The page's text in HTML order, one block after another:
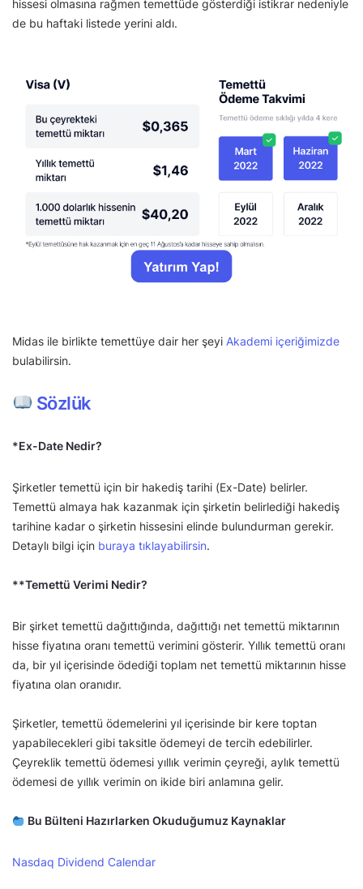
hissesi olmasına rağmen temettüde gösterdiği istikrar nedeniyle
de bu haftaki listede yerini aldı.
Midas ile birlikte temettüye dair her şeyi Akademi içeriğimizde
bulabilirsin.
Sözlük
*Ex-Date Nedir?
Şirketler temettü için bir hakediş tarihi (Ex-Date) belirler.
Temettü almaya hak kazanmak için şirketin belirlediği hakediş
tarihine kadar o şirketin hissesini elinde bulundurman gerekir.
Detaylı bilgi için buraya tıklayabilirsin.
**Temettü Verimi Nedir?
Bir şirket temettü dağıttığında, dağıttığı net temettü miktarının
hisse fiyatına oranı temettü verimini gösterir. Yıllık temettü oranı
da, bir yıl içerisinde ödediği toplam net temettü miktarının hisse
fiyatına olan oranıdır.
Şirketler, temettü ödemelerini yıl içerisinde bir kere toptan
yapabilecekleri gibi taksitle ödemeyi de tercih edebilirler.
Çeyreklik temettü ödemesi yıllık verimin çeyreği, aylık temettü
ödemesi de yıllık verimin on ikide biri anlamına gelir.
Bu Bülteni Hazırlarken Okuduğumuz Kaynaklar
Nasdaq Dividend Calendar